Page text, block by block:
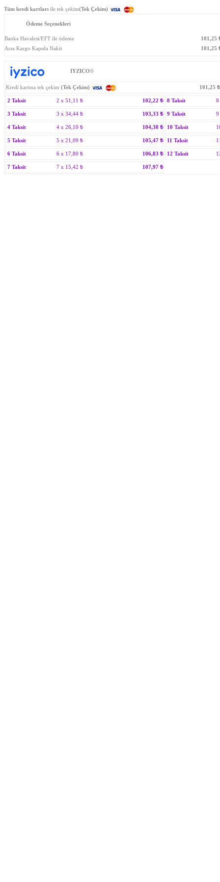
Tüm kredi kartları ile tek çekim(Tek Çekim)
Ödeme Seçenekleri
Banka Havalesi/EFT ile ödeme 101,25
Aras Kargo Kapıda Nakit
101,25
IYZICO©
Kredi kartına tek çekim (Tek Çekim) 101,25 ₺
2 Taksit 2 x 51,11 ₺ 102,22 ₺
3 Taksit 3 x 34,44 ₺ 103,33 ₺
4 Taksit 4 x 26,10 ₺ 104,38 ₺
5 Taksit 5 x 21,09 ₺ 105,47 ₺
6 Taksit 6 x 17,80 ₺ 106,83 ₺
7 Taksit 7 x 15,42 ₺ 107,97 ₺
8 Taksit
9 Taksit
10 Taksit
11 Taksit
12 Taksit